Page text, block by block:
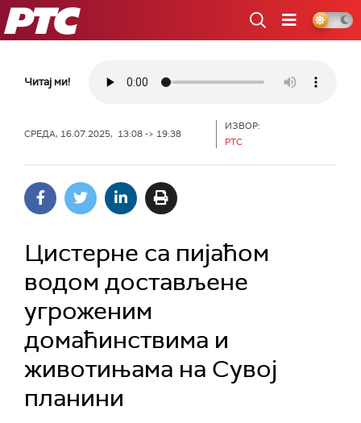
РТС
Читај ми!
СРЕДА, 16.07.2025, 13:08 -> 19:38
ИЗВОР:
РТС
Цистерне са пијаћом
водом достављене
угроженим
домаћинствима и
животињама на Сувој
планини